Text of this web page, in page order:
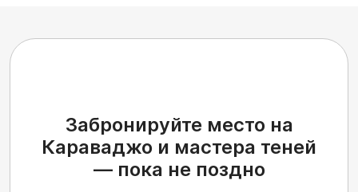
Забронируйте место на
Караваджо и мастера теней
— пока не поздно